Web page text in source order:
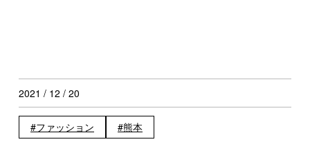
2021 / 12 / 20
ファッション 熊本